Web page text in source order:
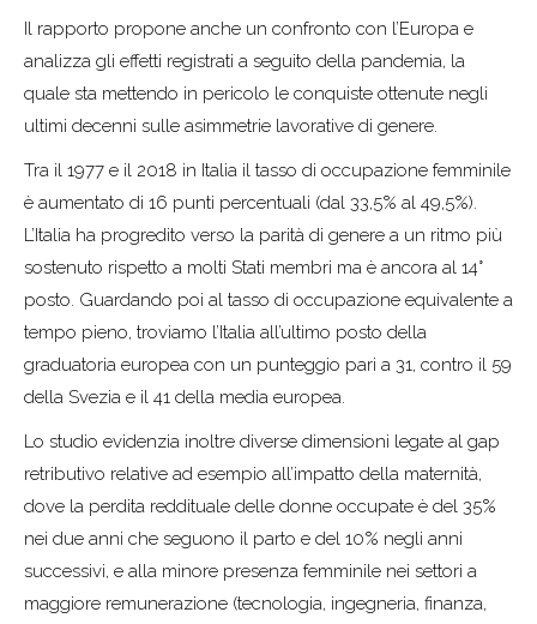
Il rapporto propone anche un confronto con l’Europa e
analizza gli effetti registrati a seguito della pandemia, la
quale sta mettendo in pericolo le conquiste ottenute negli
ultimi decenni sulle asimmetrie lavorative di genere.
Tra il 1977 e il 2018 in Italia il tasso di occupazione femminile
è aumentato di 16 punti percentuali (dal 33,5% al 49,5%).
L’Italia ha progredito verso la parità di genere a un ritmo più
sostenuto rispetto a molti Stati membri ma è ancora al 14°
posto. Guardando poi al tasso di occupazione equivalente a
tempo pieno, troviamo l’Italia all’ultimo posto della
graduatoria europea con un punteggio pari a 31, contro il 59
della Svezia e il 41 della media europea.
Lo studio evidenzia inoltre diverse dimensioni legate al gap
retributivo relative ad esempio all’impatto della maternità,
dove la perdita reddituale delle donne occupate è del 35%
nei due anni che seguono il parto e del 10% negli anni
successivi, e alla minore presenza femminile nei settori a
maggiore remunerazione (tecnologia, ingegneria, finanza,